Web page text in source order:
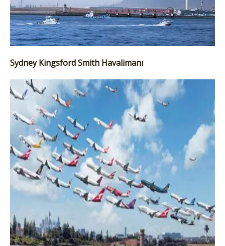
Sydney Kingsford Smith Havalimanı